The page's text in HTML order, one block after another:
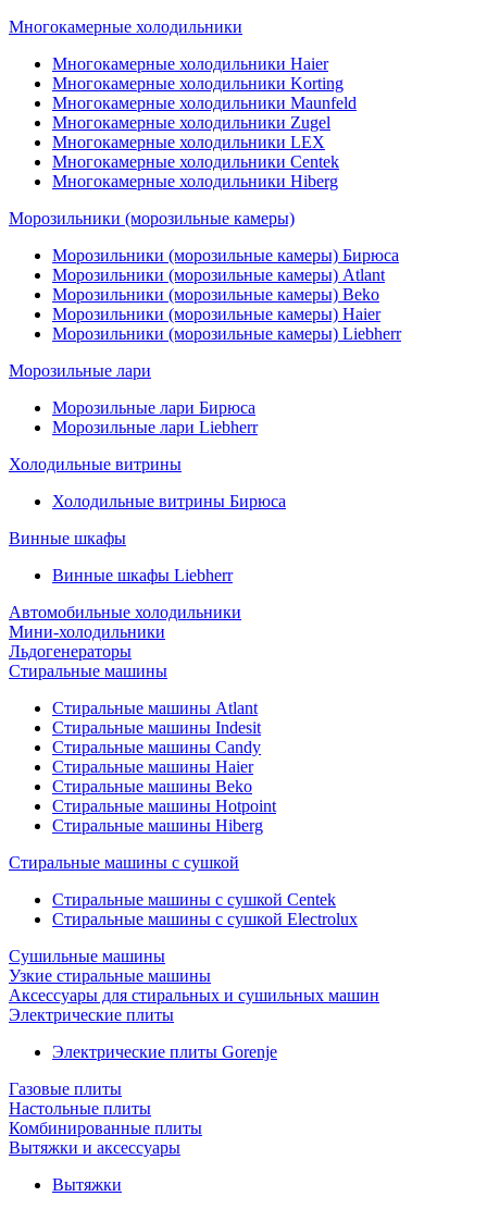
Многокамерные холодильники
Многокамерные холодильники Haier
Многокамерные холодильники Korting
Многокамерные холодильники Maunfeld
Многокамерные холодильники Zugel
Многокамерные холодильники LEX
Многокамерные холодильники Centek
Многокамерные холодильники Hiberg
Морозильники (морозильные камеры)
Морозильники (морозильные камеры) Бирюса
Морозильники (морозильные камеры) Atlant
Морозильники (морозильные камеры) Beko
Морозильники (морозильные камеры) Haier
Морозильники (морозильные камеры) Liebherr
Морозильные лари
Морозильные лари Бирюса
Морозильные лари Liebherr
Холодильные витрины
Холодильные витрины Бирюса
Винные шкафы
Винные шкафы Liebherr
Автомобильные холодильники
Мини-холодильники
Льдогенераторы
Стиральные машины
Стиральные машины Atlant
Стиральные машины Indesit
Стиральные машины Candy
Стиральные машины Haier
Стиральные машины Beko
Стиральные машины Hotpoint
Стиральные машины Hiberg
Стиральные машины с сушкой
Стиральные машины с сушкой Centek
Стиральные машины с сушкой Electrolux
Сушильные машины
Узкие стиральные машины
Аксессуары для стиральных и сушильных машин
Электрические плиты
Электрические плиты Gorenje
Газовые плиты
Настольные плиты
Комбинированные плиты
Вытяжки и аксессуары
Вытяжки